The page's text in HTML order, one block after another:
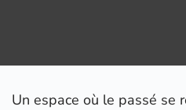
Un espace où le passé se